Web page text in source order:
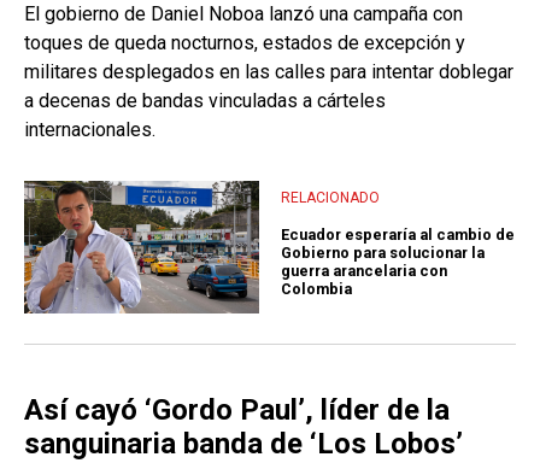
El gobierno de Daniel Noboa lanzó una campaña con
toques de queda nocturnos, estados de excepción y
militares desplegados en las calles para intentar doblegar
a decenas de bandas vinculadas a cárteles
internacionales.
RELACIONADO
Ecuador esperaría al cambio de
Gobierno para solucionar la
guerra arancelaria con
Colombia
Así cayó ‘Gordo Paul’, líder de la
sanguinaria banda de ‘Los Lobos’